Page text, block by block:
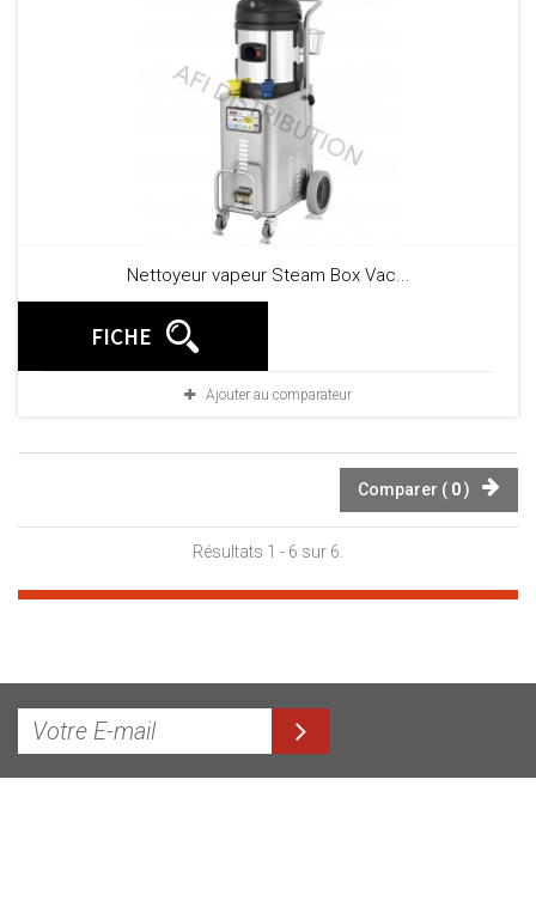
Nettoyeur vapeur Steam Box Vac...
FICHE
Ajouter au comparateur
Comparer ( 0)
Résultats 1 - 6 sur 6.